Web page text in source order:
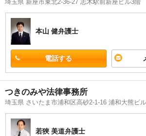
埼玉県 新座市東北2-36-27 志木駅前新座ビル3階
本山 健弁護士
電話する
つきのみや法律事務所
埼玉県 さいたま市浦和区高砂2-1-16 浦和大熊ビ
若狹 美道弁護士